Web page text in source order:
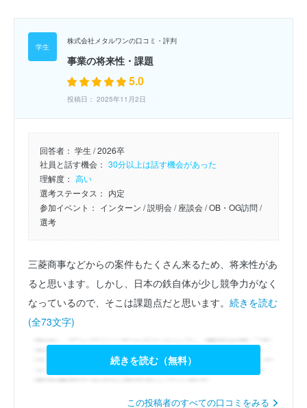
株式会社メタルワンの口コミ・評判
事業の将来性・課題
5.0
投稿日： 2025年11月2日
回答者： 学生 / 2026卒
社員と話す機会： 30分以上は話す機会があった
理解度： 高い
選考ステータス： 内定
参加イベント： インターン / 説明会/ 座談会/ OB・OG訪問/
選考
三菱商事などからの案件もたくさん来るため、将来性があ
ると思います。しかし、日本の鉄自体が少し競争力がなく
なっているので、そこは課題点だと思います。 続きを読む
(全73文字)
続きを読む（無料）
この投稿者のすべての口コミをみる